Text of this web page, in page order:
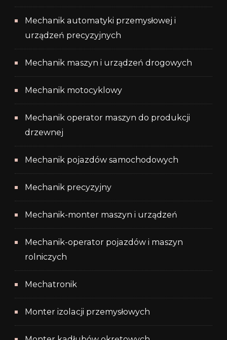
Mechanik automatyki przemysłowej i
urządzeń precyzyjnych
Mechanik maszyn i urządzeń drogowych
Mechanik motocyklowy
Mechanik operator maszyn do produkcji
drzewnej
Mechanik pojazdów samochodowych
Mechanik precyzyjny
Mechanik-monter maszyn i urządzeń
Mechanik-operator pojazdów i maszyn
rolniczych
Mechatronik
Monter izolacji przemysłowych